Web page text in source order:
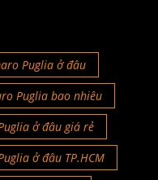
Puglia ở đâu
Puglia bao nhiêu
ở đâu giá rẻ
ở đâu TP.HCM